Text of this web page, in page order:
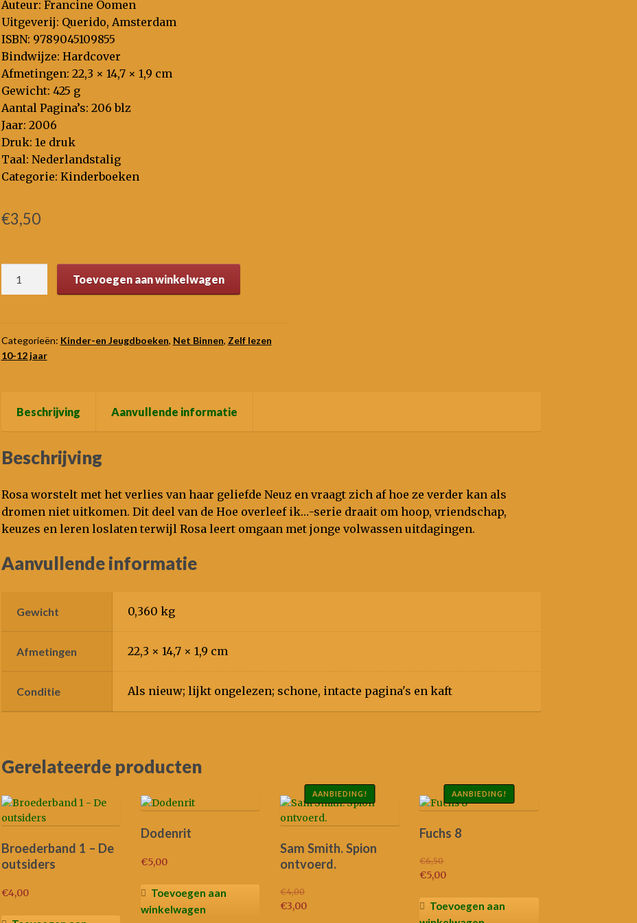
Auteur: Francine Oomen
Uitgeverij: Querido, Amsterdam
ISBN: 9789045109855
Bindwijze: Hardcover
Afmetingen: 22,3 × 14,7 × 1,9 cm
Gewicht: 425 g
Aantal Pagina’s: 206 blz
Jaar: 2006
Druk: 1e druk
Taal: Nederlandstalig
Categorie: Kinderboeken
€3,50
overleef
dromen
aantal
Toevoegen aan winkelwagen
Categorieën: Kinder-en Jeugdboeken, Net Binnen, Zelf lezen
10-12 jaar
Beschrijving Aanvullende informatie
Beschrijving
Rosa worstelt met het verlies van haar geliefde Neuz en vraagt zich af hoe ze verder kan als
dromen niet uitkomen. Dit deel van de Hoe overleef ik…-serie draait om hoop, vriendschap,
keuzes en leren loslaten terwijl Rosa leert omgaan met jonge volwassen uitdagingen.
Aanvullende informatie
Gewicht 0,360 kg
Afmetingen 22,3 × 14,7 × 1,9 cm
Conditie Als nieuw; lijkt ongelezen; schone, intacte pagina's en kaft
Gerelateerde producten
Broederband 1 – De
outsiders
€4,00
Dodenrit
€5,00
Toevoegen aan
winkelwagen
Sam Smith. Spion
ontvoerd.
AANBIEDING!
€4,00
Oorspronkelijke
€3,00
Fuchs 8
AANBIEDING!
€6,50
Oorspronkelijke
was:
€6,50.
€5,00
prijs
is:
Toevoegen aan